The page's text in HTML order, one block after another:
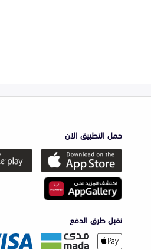
حمل التطبيق الان
نقبل طرق الدفع